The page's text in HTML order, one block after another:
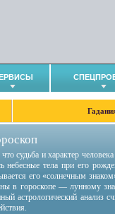
что судьба и характер
небесные тела при его
его «солнечным
в гороскопе — лунному
астрологический анализ